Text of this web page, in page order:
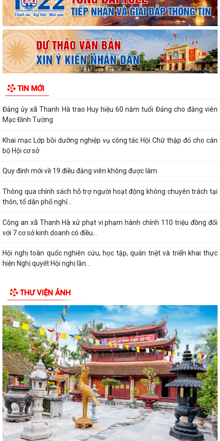
TIN MỚI
chính công xã Thanh Hà
Thông báo kết quả Kỳ họp thứ 3 (Kỳ họp thường lệ giữa năm 2026)
HĐND thành phố khóa XVII, nhiệm kỳ...
Chương trình tặng hàng viện trợ cho phụ nữ xã Thanh Hà.
2026-2031
Đảng ủy xã Thanh Hà trao Huy hiệu 60 năm tuổi Đảng cho đảng viên
Mạc Đình Tường
Khai mạc Lớp bồi dưỡng nghiệp vụ công tác Hội Chữ thập đỏ cho cán
bộ Hội cơ sở
Quy định mới về 19 điều đảng viên không được làm
Thông qua chính sách hỗ trợ người hoạt động không chuyên trách tại
thôn, tổ dân phố nghỉ...
Công an xã Thanh Hà xử phạt vi phạm hành chính 110 triệu đồng đối
với 7 cơ sở kinh doanh có điều...
Hội nghị toàn quốc nghiên cứu, học tập, quán triệt và triển khai thực
hiện Nghị quyết Hội nghị lần...
Hà họp phiên thường kỳ Quý II...
Khai mạc Lớp bồi dưỡng cập nhật kiến thức cho cán bộ Hội Liên hiệp
Phụ nữ cơ sở năm 2026
Công an thành phố Hải Phòng khai giảng lớp bồi dưỡng nghiệp vụ cho
lực lượng tham gia bảo vệ an...
Lịch làm việc của Thường trực HĐND xã và Lãnh đạo UBND xã từ ngày
27/7/2026 đến ngày 31/7/2026
Thanh Hà tổ chức Lễ thắp nến tri ân các Anh hùng Liệt sĩ.
Ủy ban MTTQ Việt Nam xã Thanh Hà trao tặng di ảnh phục dựng và
quà tri ân các gia đình liệt sĩ
THƯ VIỆN ẢNH